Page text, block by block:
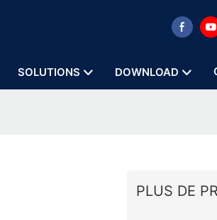
SOLUTIONS DOWNLOAD
PLUS DE